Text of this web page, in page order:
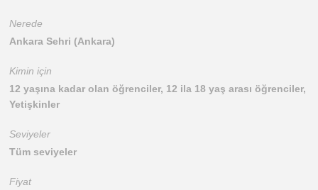
Nerede
Ankara Sehri (Ankara)
Kimin için
12 yaşına kadar olan öğrenciler, 12 ila 18 yaş arası öğrenciler,
Yetişkinler
Seviyeler
Tüm seviyeler
Fiyat